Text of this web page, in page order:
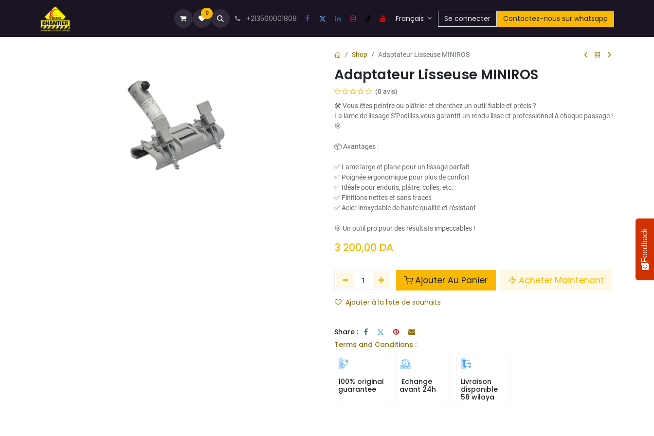
Contactez-nous💬 Forum Blog
0
+213560001808 Français Se connecter Contactez-nous sur whatsapp
Shop Adaptateur Lisseuse MINIROS
Adaptateur Lisseuse MINIROS
(0 avis)
🛠️ Vous êtes peintre ou plâtrier et cherchez un outil fiable et précis ?
La lame de lissage S’Pediliss vous garantit un rendu lisse et professionnel à chaque passage !
🎯
📦 Avantages :
✅ Lame large et plane pour un lissage parfait
✅ Poignée ergonomique pour plus de confort
✅ Idéale pour enduits, plâtre, colles, etc.
✅ Finitions nettes et sans traces
✅ Acier inoxydable de haute qualité et résistant
🎯 Un outil pro pour des résultats impeccables !
3 200,00 DA
Ajouter Au Panier Acheter Maintenant
Ajouter à la liste de souhaits
Share :
Terms and Conditions :
100% original
guarantee
Echange
avant 24h
Livraison
disponible
58 wilaya
Feedback